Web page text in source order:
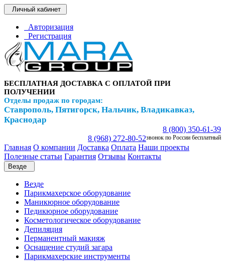
Личный кабинет
Авторизация
Регистрация
БЕСПЛАТНАЯ ДОСТАВКА С ОПЛАТОЙ ПРИ
ПОЛУЧЕНИИ
Отделы продаж по городам:
Ставрополь, Пятигорск, Нальчик, Владикавказ,
Краснодар
8 (800) 350-61-39
звонок по России бесплатный
8 (968) 272-80-52
Главная О компании Доставка Оплата Наши проекты
Полезные статьи Гарантия Отзывы Контакты
Везде
Везде
Парикмахерское оборудование
Маникюрное оборудование
Педикюрное оборудование
Косметологическое оборудование
Депиляция
Перманентный макияж
Оснащение студий загара
Парикмахерские инструменты